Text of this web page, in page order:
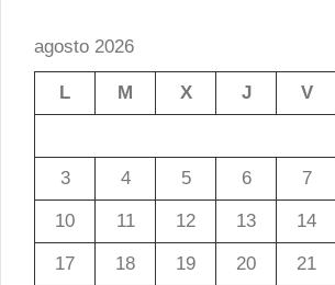
agosto 2026
L M X J V
3 4 5 6 7
10 11 12 13 14
17 18 19 20 21